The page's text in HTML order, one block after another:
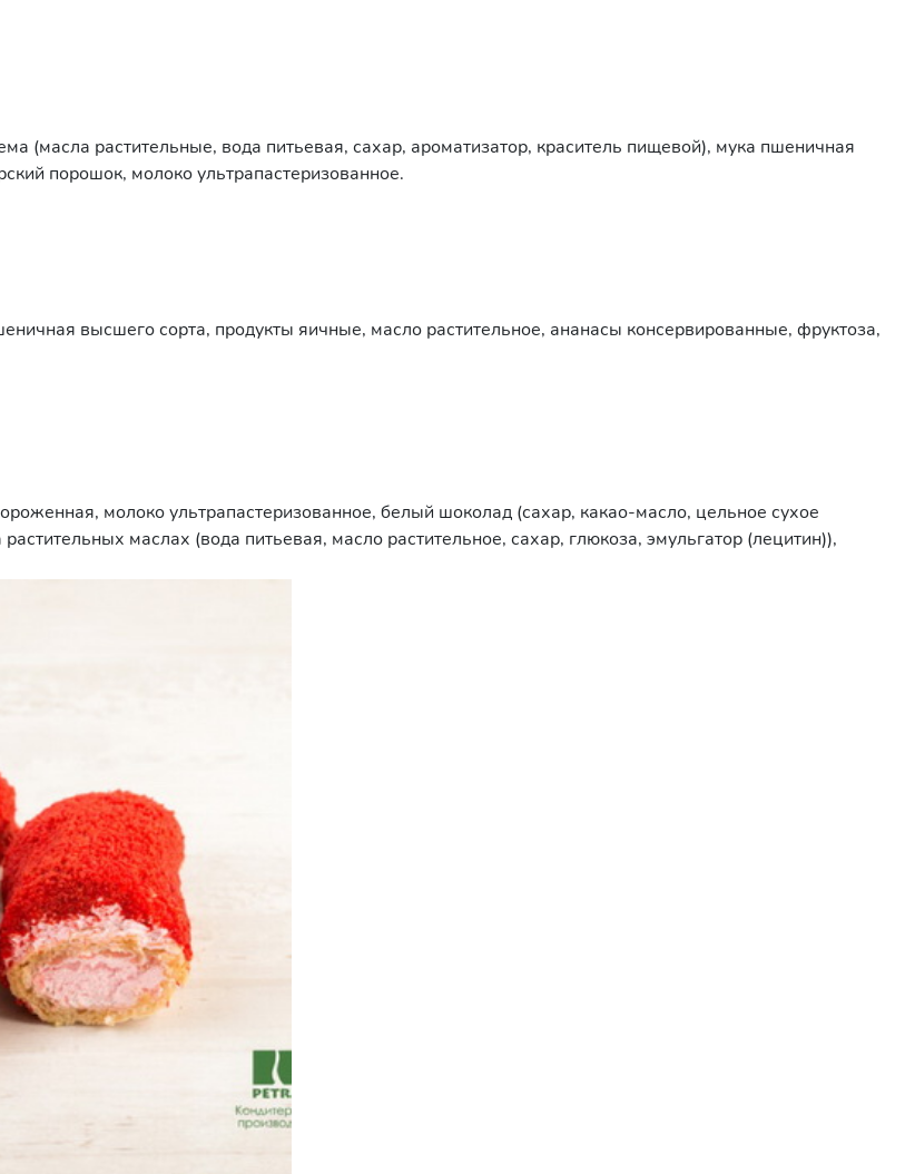
(масла растительные, вода питьевая, сахар, ароматизатор, краситель пищевой), мука пшеничная
порошок, молоко ультрапастеризованное.
высшего сорта, продукты яичные, масло растительное, ананасы консервированные, фруктоза,
, молоко ультрапастеризованное, белый шоколад (сахар, какао-масло, цельное сухое
маслах (вода питьевая, масло растительное, сахар, глюкоза, эмульгатор (лецитин)),
и диглицериды жирных кислот, соевый лецитин), консервант (сорбат калия), регулятор